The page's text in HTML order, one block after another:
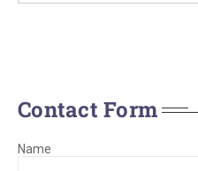
Contact Form
Name